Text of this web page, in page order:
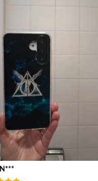
N***